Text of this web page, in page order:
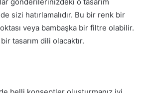
gönderilerinizdeki o tasarım
sizi hatırlamalıdır. Bu bir renk bir
veya bambaşka bir filtre olabilir.
tasarım dili olacaktır.